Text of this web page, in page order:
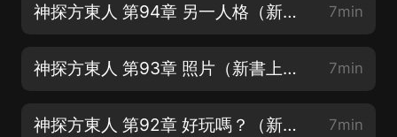
神探方東人 第94章 另一人格（新書上架，歡迎訂閱、好評、點讚、發月票哦） 7min
神探方東人 第93章 照片（新書上架，歡迎訂閱、好評、點讚、發月票哦） 7min
神探方東人 第92章 好玩嗎？（新書上架，歡迎訂閱、好評、點讚、發月票哦） 7min